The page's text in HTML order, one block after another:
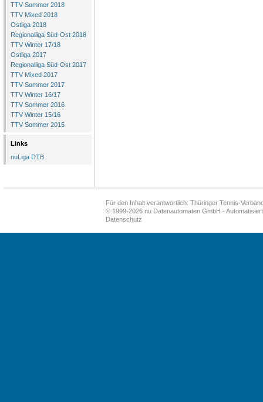
TTV Sommer 2018
TTV Mixed 2018
Ostliga 2018
Regionalliga Süd-Ost 2018
TTV Winter 17/18
Ostliga 2017
Regionalliga Süd-Ost 2017
TTV Mixed 2017
TTV Sommer 2017
TTV Winter 16/17
TTV Sommer 2016
TTV Winter 15/16
TTV Sommer 2015
Links
nuLiga DTB
Für den Inhalt verantwortlich: Thüringer Tennis-
© 1999-2026 nu Datenautomaten GmbH -
Datenschutz